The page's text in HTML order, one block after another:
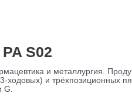
S02
и металлургия.
и трёхпозиционных
G.